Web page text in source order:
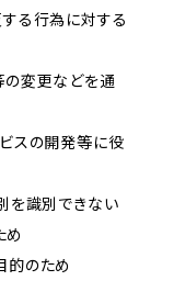
する行為に対する
の変更などを通
ビスの開発等に役
を識別できない
め
的のため